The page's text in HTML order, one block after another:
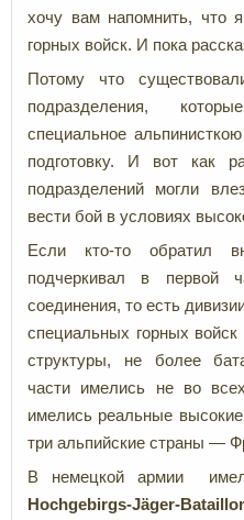
хочу вам напомнить, что
горных войск. И пока
Потому что
подразделения,
специальное
подготовку. И вот как
подразделений могли
вести бой в условиях
Если кто-то обратил
подчеркивал в первой
соединения, то есть
специальных горных
структуры, не более
части имелись не во
имелись реальные
три альпийские страны —
В немецкой армии
Hochgebirgs-Jäger-